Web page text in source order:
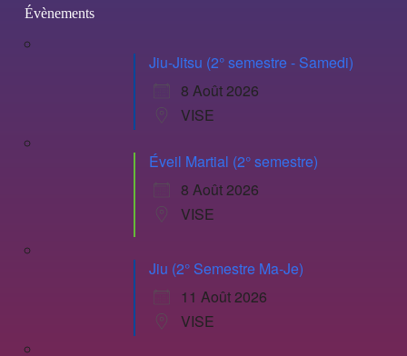
Évènements
Jiu-Jitsu (2° semestre - Samedi)
8 Août 2026
VISE
Éveil Martial (2° semestre)
8 Août 2026
VISE
Jiu (2° Semestre Ma-Je)
11 Août 2026
VISE